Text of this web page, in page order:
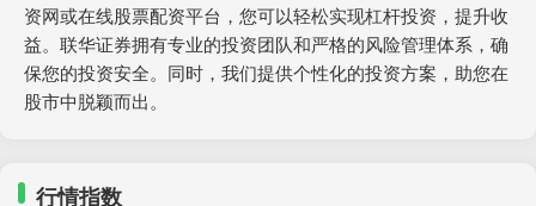
资网或在线股票配资平台，您可以轻松实现杠杆投资，提升收
益。联华证券拥有专业的投资团队和严格的风险管理体系，确
保您的投资安全。同时，我们提供个性化的投资方案，助您在
股市中脱颖而出。
行情指数